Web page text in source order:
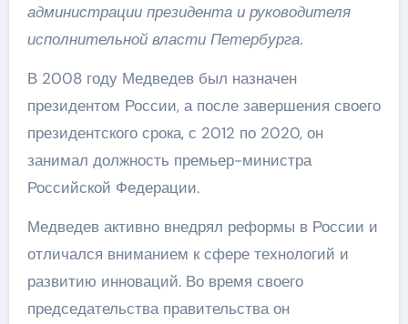
администрации президента и руководителя
исполнительной власти Петербурга.
В 2008 году Медведев был назначен
президентом России, а после завершения своего
президентского срока, с 2012 по 2020, он
занимал должность премьер-министра
Российской Федерации.
Медведев активно внедрял реформы в России и
отличался вниманием к сфере технологий и
развитию инноваций. Во время своего
председательства правительства он